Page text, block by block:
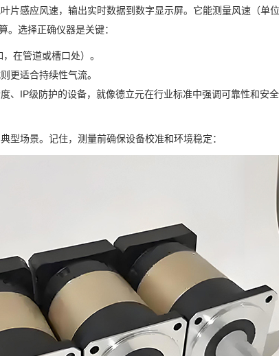
片感应风速，输出实时数据到数字显示屏。它能测量风速（单
。选择正确仪器是关键：
在管道或槽口处）。
更适合持续性气流。
、IP级防护的设备，就像德立元在行业标准中强调可靠性和安全
型场景。记住，测量前确保设备校准和环境稳定：